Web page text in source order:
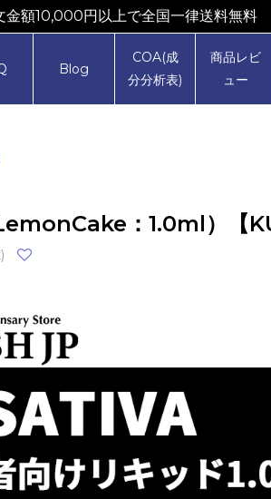
金額10,000円以上で全国一律送料無料
Blog
COA(成
分分析表)
商品レビ
ュー
：1.0ml）【
)